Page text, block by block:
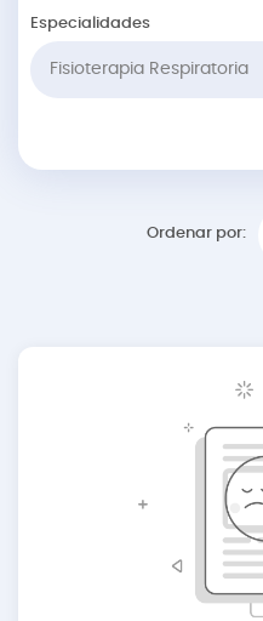
Especialidades
Fisioterapia Respiratoria
Ordenar por: